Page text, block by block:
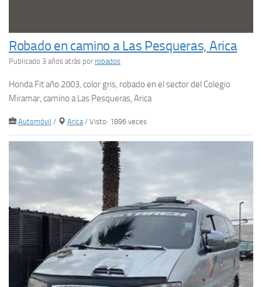
Robado en camino a Las Pesqueras, Arica
Publicado 3 años atrás por robados
Honda Fit año 2003, color gris, robado en el sector del Colegio
Miramar, camino a Las Pesqueras, Arica
Automóvil / Arica / Visto: 1896 veces